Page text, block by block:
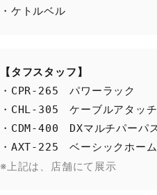
・ケトルベル
【タフスタッフ】
・CPR-265　パワーラック
・CHL-305　ケーブルアタッ
・CDM-400　DXマルチパーパ
※上記は、店舗にて展示